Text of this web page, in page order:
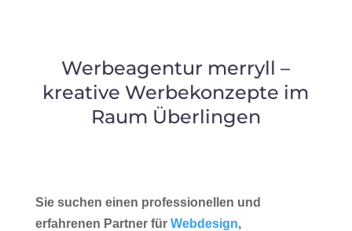
Werbeagentur merryll –
kreative Werbekonzepte im
Raum Überlingen
Sie suchen einen professionellen und
erfahrenen Partner für Webdesign,